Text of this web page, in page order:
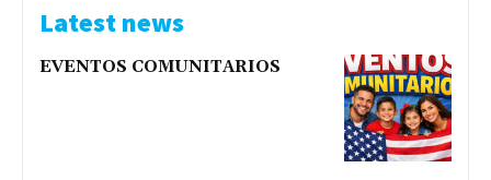
Latest news
EVENTOS COMUNITARIOS